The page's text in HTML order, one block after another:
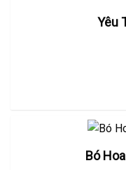
Yêu
Bó